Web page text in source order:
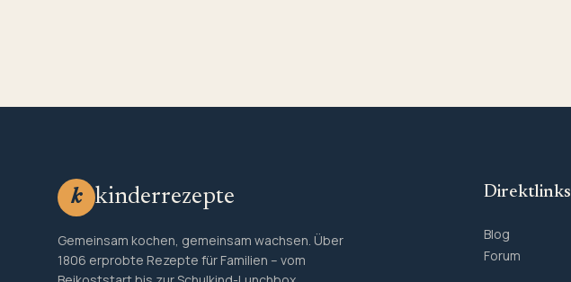
k kinderrezepte
Gemeinsam kochen, gemeinsam wachsen. Über
1806 erprobte Rezepte für Familien – vom
Direktlinks
Blog
Forum